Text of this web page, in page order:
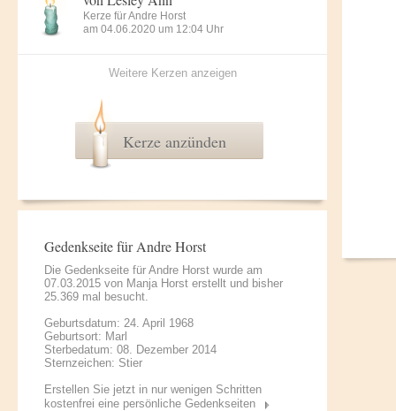
Kerze für Andre Horst
am 04.06.2020 um 12:04 Uhr
Weitere Kerzen anzeigen
Kerze anzünden
Gedenkseite für Andre Horst
Die Gedenkseite für Andre Horst wurde am
07.03.2015 von Manja Horst erstellt und bisher
25.369 mal besucht.
Geburtsdatum: 24. April 1968
Geburtsort: Marl
Sterbedatum: 08. Dezember 2014
Sternzeichen: Stier
Erstellen Sie jetzt in nur wenigen Schritten
kostenfrei eine persönliche Gedenkseiten